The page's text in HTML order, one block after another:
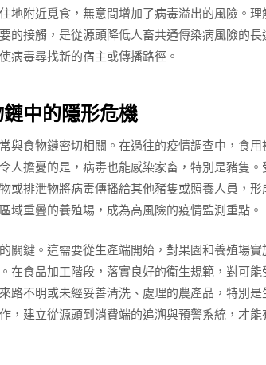
地附近覓食，無意間增加了病毒溢出的風險。
的接觸，是從源頭降低人畜共通傳染病風險的
病毒尋找新的宿主或傳播路徑。
中的隱形危機
與食物鏈密切相關。在過往的疫情調查中，食
人擔憂的是，病毒也能感染家畜，特別是豬隻
或排泄物將病毒傳播給其他豬隻或照養人員，
域重疊的養殖場，成為高風險的疫情監測重點。
關鍵。這需要從生產端開始，對果園和養殖場
在食品加工階段，落實良好的衛生規範，對可
路不明或未經妥善清洗、處理的農產品，特別是
，建立從源頭到消費端的追溯與預警系統，才